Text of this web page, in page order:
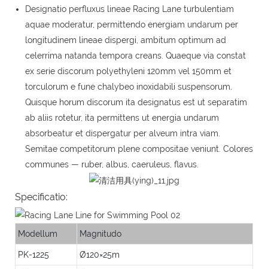
Designatio perfluxus lineae Racing Lane turbulentiam
aquae moderatur, permittendo energiam undarum per
longitudinem lineae dispergi, ambitum optimum ad
celerrima natanda tempora creans. Quaeque via constat
ex serie discorum polyethyleni 120mm vel 150mm et
torculorum e fune chalybeo inoxidabili suspensorum.
Quisque horum discorum ita designatus est ut separatim
ab aliis rotetur, ita permittens ut energia undarum
absorbeatur et dispergatur per alveum intra viam.
Semitae competitorum plene compositae veniunt. Colores
communes — ruber, albus, caeruleus, flavus.
Specificatio:
Modellum Magnitudo
PK-1225 Ø120×25m